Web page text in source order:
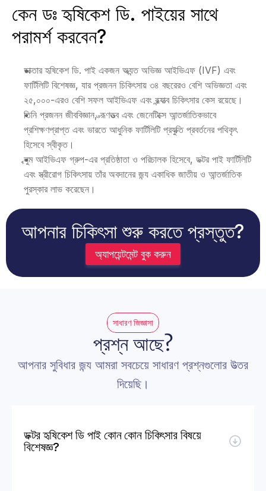
কেন ডঃ হৃষিকেশ ডি. পাইয়ের সাথে
পরামর্শ করবেন?
ডাক্তার হৃষিকেশ ডি. পাই একজন অত্যন্ত অভিজ্ঞ আইভিএফ (IVF) এবং
ফার্টিলিটি বিশেষজ্ঞ, যার প্রজনন চিকিৎসায় ৩৪ বছরেরও বেশি অভিজ্ঞতা এবং
২৫,০০০-এরও বেশি সফল আইভিএফ এবং বন্ধ্যাত্ব চিকিৎসার কেস রয়েছে।
তিনি প্রজনন জীববিজ্ঞান, ভ্রূণতত্ত্ব এবং জেনেটিক্সে আন্তর্জাতিকভাবে
প্রশিক্ষণপ্রাপ্ত এবং ভারতে আধুনিক ফার্টিলিটি প্রযুক্তি প্রবর্তনের পথিকৃৎ
হিসেবে স্বীকৃত।
ব্লুম আইভিএফ গ্রুপ-এর প্রতিষ্ঠাতা ও পরিচালক হিসেবে, ডক্টর পাই ফার্টিলিটি
এবং স্ত্রীরোগ চিকিৎসায় তাঁর অবদানের জন্য একাধিক জাতীয় ও আন্তর্জাতিক
পুরস্কার লাভ করেছেন।
আপনার চিকিৎসা শুরু করতে প্রস্তুত?
অ্যাপয়েন্টমেন্ট বুক করুন
সাধারণ জিজ্ঞাসা
প্রশ্ন আছে?
আপনার সুবিধার জন্য আমরা সবচেয়ে সাধারণ প্রশ্নগুলোর উত্তর
দিয়েছি।
ডক্টর হৃষিকেশ ডি পাই কোন কোন চিকিৎসার বিষয়ে
বিশেষজ্ঞ?